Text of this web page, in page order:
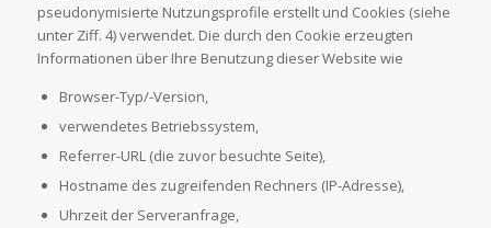
pseudonymisierte Nutzungsprofile erstellt und Cookies (siehe
unter Ziff. 4) verwendet. Die durch den Cookie erzeugten
Informationen über Ihre Benutzung dieser Website wie
Browser-Typ/-Version,
verwendetes Betriebssystem,
Referrer-URL (die zuvor besuchte Seite),
Hostname des zugreifenden Rechners (IP-Adresse),
Uhrzeit der Serveranfrage,